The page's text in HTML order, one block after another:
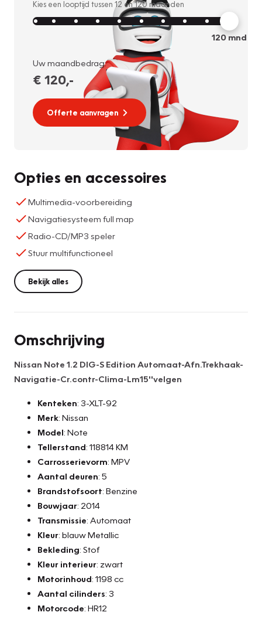
Kies een looptijd tussen 12 en120 maanden
120mnd
Uw maandbedrag:
€ 120,-
Offerte aanvragen
Opties en accessoires
Multimedia-voorbereiding
Navigatiesysteem full map
Radio-CD/MP3 speler
Stuur multifunctioneel
Bekijk alles
Omschrijving
Nissan Note 1.2 DIG-S Edition Automaat-Afn.Trekhaak-
Navigatie-Cr.contr-Clima-Lm15''velgen
Kenteken: 3-XLT-92
Merk: Nissan
Model: Note
Tellerstand: 118814 KM
Carrosserievorm: MPV
Aantal deuren: 5
Brandstofsoort: Benzine
Bouwjaar: 2014
Transmissie: Automaat
Kleur: blauw Metallic
Bekleding: Stof
Kleur interieur: zwart
Motorinhoud: 1198 cc
Aantal cilinders: 3
Motorcode: HR12